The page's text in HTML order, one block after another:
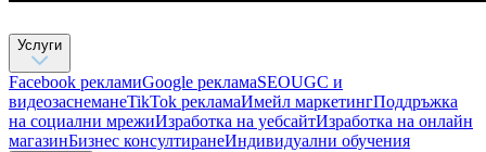
Услуги
Facebook рекламиGoogle рекламаSEOUGC и
видеозаснеманеTikTok рекламaИмейл маркетингПоддръжка
на социални мрежиИзработка на уебсайтИзработка на онлайн
магазинБизнес консултиране​Индивидуални обучения